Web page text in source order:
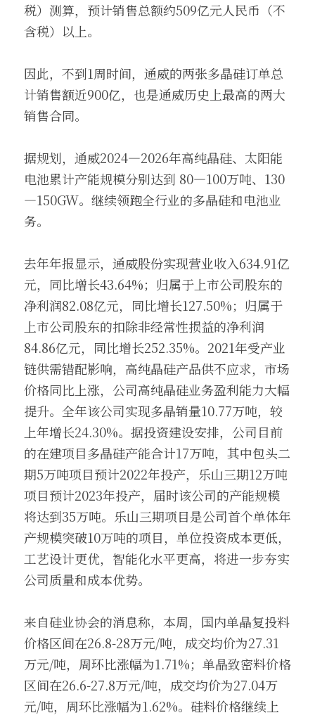
税）测算，预计销售总额约509亿元人民币（不
含税）以上。
因此，不到1周时间，通威的两张多晶硅订单总
计销售额近900亿，也是通威历史上最高的两大
销售合同。
据规划，通威2024—2026年高纯晶硅、太阳能
电池累计产能规模分别达到 80—100万吨、130
—150GW。继续领跑全行业的多晶硅和电池业
务。
去年年报显示，通威股份实现营业收入634.91亿
元，同比增长43.64%；归属于上市公司股东的
净利润82.08亿元，同比增长127.50%；归属于
上市公司股东的扣除非经常性损益的净利润
84.86亿元，同比增长252.35%。2021年受产业
链供需错配影响，高纯晶硅产品供不应求，市场
价格同比上涨，公司高纯晶硅业务盈利能力大幅
提升。全年该公司实现多晶销量10.77万吨，较
上年增长24.30%。据投资建设安排，公司目前
的在建项目多晶硅产能合计17万吨，其中包头二
期5万吨项目预计2022年投产，乐山三期12万吨
项目预计2023年投产，届时该公司的产能规模
将达到35万吨。乐山三期项目是公司首个单体年
产规模突破10万吨的项目，单位投资成本更低，
工艺设计更优，智能化水平更高，将进一步夯实
公司质量和成本优势。
来自硅业协会的消息称，本周，国内单晶复投料
价格区间在26.8-28万元/吨，成交均价为27.31
万元/吨，周环比涨幅为1.71%；单晶致密料价格
区间在26.6-27.8万元/吨，成交均价为27.04万
元/吨，周环比涨幅为1.62%。硅料价格继续上